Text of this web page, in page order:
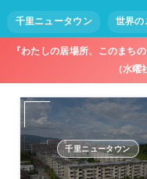
千里ニュータウン 世界の
『わたしの居場所、このまち
（水
千里ニュータウン